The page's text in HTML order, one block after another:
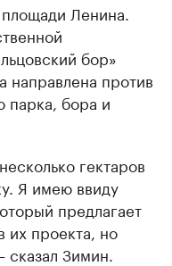
Ленина.
бор»
против
парка, бора и
гектаров
Я имею ввиду
предлагает
их проекта, но
Зимин.